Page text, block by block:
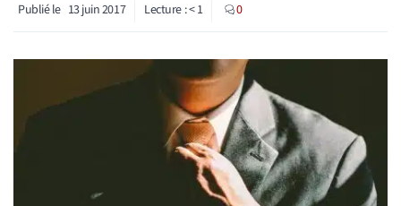
Publié le 13 juin 2017 Lecture :< 1 0